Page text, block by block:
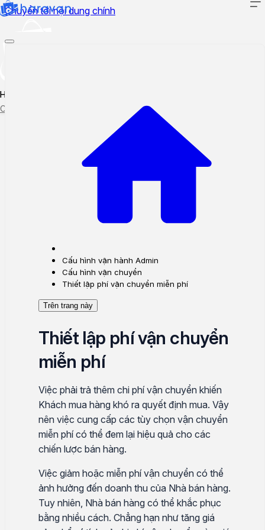
Chuyển tới nội dung chính
Hướng dẫn sử dụng
Cập nhật tính năng mới
Theo dõi ticket
Cấu hình vận hành Admin
Cấu hình vận chuyển
Thiết lập phí vận chuyển miễn phí
Trên trang này
Thiết lập phí vận chuyển
miễn phí
Việc phải trả thêm chi phí vận chuyển khiến
Khách mua hàng khó ra quyết định mua. Vậy
nên việc cung cấp các tùy chọn vận chuyển
miễn phí có thể đem lại hiệu quả cho các
chiến lược bán hàng.
Việc giảm hoặc miễn phí vận chuyển có thể
ảnh hưởng đến doanh thu của Nhà bán hàng.
Tuy nhiên, Nhà bán hàng có thể khắc phục
bằng nhiều cách. Chẳng hạn như tăng giá